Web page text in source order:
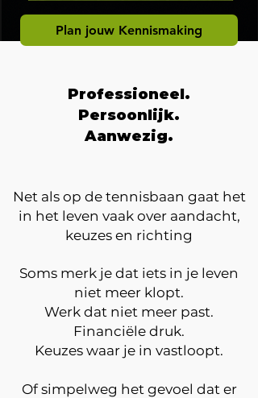
Plan jouw Kennismaking
Professioneel.
Persoonlijk.
Aanwezig.
Net als op de tennisbaan gaat het
in het leven vaak over aandacht,
keuzes en richting
Soms merk je dat iets in je leven
niet meer klopt.
Werk dat niet meer past.
Financiële druk.
Keuzes waar je in vastloopt.
Of simpelweg het gevoel dat er